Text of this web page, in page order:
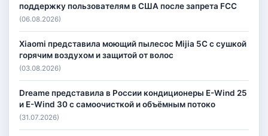
поддержку пользователям в США после запрета FCC
(06.08.2026)
Xiaomi представила моющий пылесос Mijia 5C с сушкой
горячим воздухом и защитой от волос
(03.08.2026)
Dreame представила в России кондиционеры E-Wind 25
и E-Wind 30 с самоочисткой и объёмным потоко
(31.07.2026)